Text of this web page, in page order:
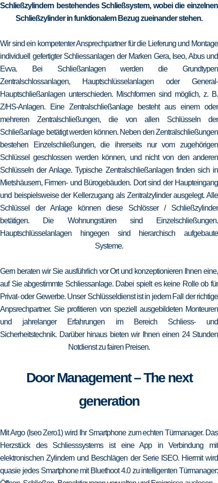
Schließzylindern bestehendes Schließsystem, wobei die einzelnen
Schließzylinder in funktionalem Bezug zueinander stehen.
Wir sind ein kompetenter Ansprechpartner für die Lieferung und Montage
individuell gefertigter Schliessanlagen der Marken Gera, Iseo, Abus und
Evva. Bei Schließanlagen werden die Grundtypen
Zentralschlossanlagen, Hauptschlüsselanlagen oder General-
Hauptschließanlagen unterschieden. Mischformen sind möglich, z. B.
Z/HS-Anlagen. Eine Zentralschließanlage besteht aus einem oder
mehreren Zentralschließungen, die von allen Schlüsseln der
Schließanlage betätigt werden können. Neben den Zentralschließungen
bestehen Einzelschließungen, die ihrerseits nur vom zugehörigen
Schlüssel geschlossen werden können, und nicht von den anderen
Schlüsseln der Anlage. Typische Zentralschließanlagen finden sich in
Mietshäusern, Firmen- und Bürogebäuden. Dort sind der Haupteingang
und beispielsweise der Kellerzugang als Zentralzylinder ausgelegt. Alle
Schlüssel der Anlage können diese Schlösser / Schließzylinder
betätigen. Die Wohnungstüren sind Einzelschließungen.
Hauptschlüsselanlagen hingegen sind hierarchisch aufgebaute
Systeme.
Gern beraten wir Sie ausführlich vor Ort und konzeptionieren Ihnen eine,
auf Sie abgestimmte Schliessanlage. Dabei spielt es keine Rolle ob für
Privat- oder Gewerbe. Unser Schlüsseldienst ist in jedem Fall der richtige
Anpsrechpartner. Sie profitieren von speziell ausgebildeten Monteuren
und jahrelanger Erfahrungen im Bereich Schliess- und
Sicherheitstechnik. Darüber hinaus bieten wir Ihnen einen 24 Stunden
Notdienst zu fairen Preisen.
Door Management – The next
generation
Mit Argo (Iseo Zero1) wird Ihr Smartphone zum echten Türmanager. Das
Herzstück des Schliesssystems ist eine App in Verbindung mit
elektronischen Zylindern und Beschlägen der Serie ISEO. Hiermit wird
quasie jedes Smartphone mit Bluethoot 4.0 zu intelligenten Türmanager: